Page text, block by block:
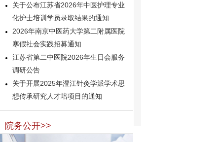
关于公布江苏省2026年中医护理专业
化护士培训学员录取结果的通知
2026年南京中医药大学第二附属医院
寒假社会实践招募通知
江苏省第二中医院2026年生日会服务
调研公告
关于开展2025年澄江针灸学派学术思
想传承研究人才培项目的通知
院务公开>>